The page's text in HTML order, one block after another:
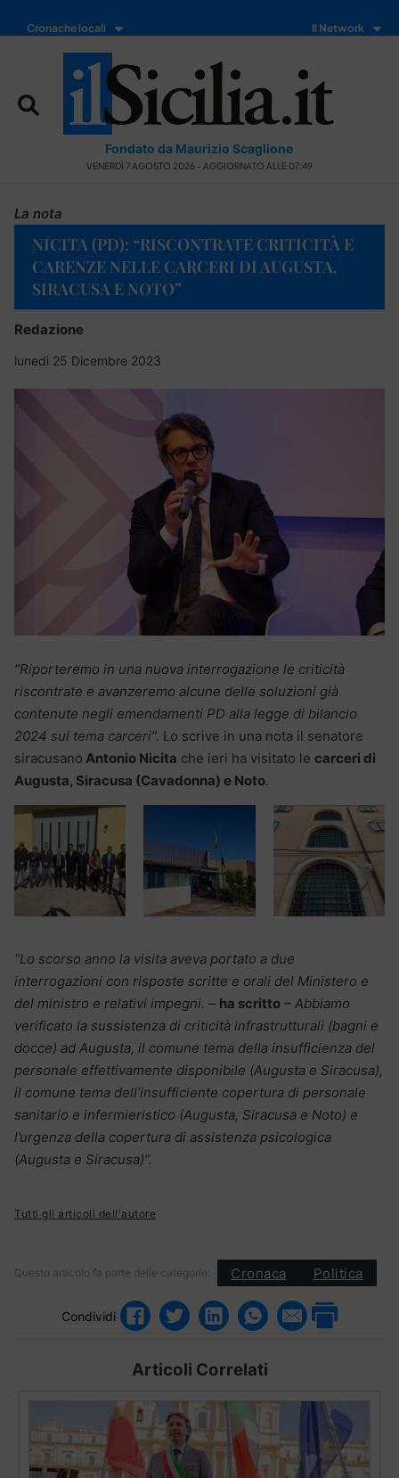
Cronache locali Il Network
Fondato da Maurizio Scaglione
VENERDÌ 7 AGOSTO 2026 - AGGIORNATO ALLE 07:49
La nota
NICITA (PD): “RISCONTRATE CRITICITÀ E
CARENZE NELLE CARCERI DI AUGUSTA,
SIRACUSA E NOTO”
Redazione
lunedì 25 Dicembre 2023
“Riporteremo in una nuova interrogazione le criticità
riscontrate e avanzeremo alcune delle soluzioni già
contenute negli emendamenti PD alla legge di bilancio
2024 sul tema carceri”. Lo scrive in una nota il senatore
siracusano Antonio Nicita che ieri ha visitato le carceri di
Augusta, Siracusa (Cavadonna) e Noto.
“Lo scorso anno la visita aveva portato a due
interrogazioni con risposte scritte e orali del Ministero e
del ministro e relativi impegni. – ha scritto – Abbiamo
verificato la sussistenza di criticità infrastrutturali (bagni e
docce) ad Augusta, il comune tema della insufficienza del
personale effettivamente disponibile (Augusta e Siracusa),
il comune tema dell’insufficiente copertura di personale
sanitario e infermieristico (Augusta, Siracusa e Noto) e
l’urgenza della copertura di assistenza psicologica
(Augusta e Siracusa)”.
Tutti gli articoli dell'autore
Questo articolo fa parte delle categorie: Cronaca Politica
Condividi
Articoli Correlati